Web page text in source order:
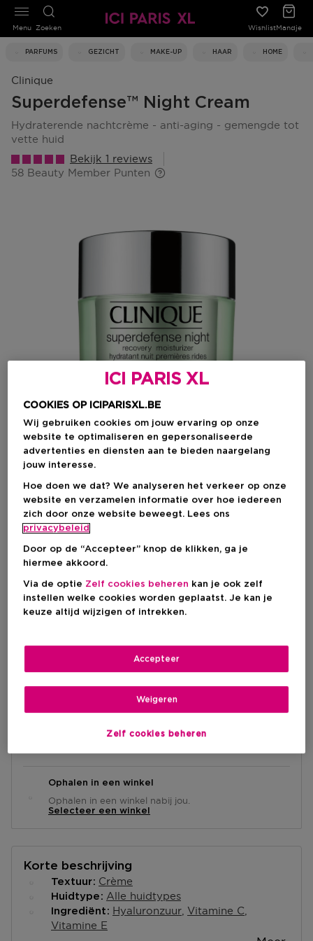
Zoeken WishlistMandje
PARFUMS GEZICHT MAKE-UP HAAR HOME
Menu
Clinique
Superdefense™ Night Cream
hydraterende nachtcrème - anti-aging - gemengde tot
vette huid
Bekijk 1 reviews
58 Beauty Member Punten
Kies je formaat
50 ML
50 ML
Kortingsprijs
€ 58,50
Kortingsprijs
€ 58,50
Levering aan huis
Ophalen in een winkel
Ophalen in een winkel nabij jou.
Selecteer een winkel
Korte beschrijving
Textuur Crème
Huidtype Alle huidtypes
Ingrediënt Hyaluronzuur Vitamine C
Vitamine E
ICI PARIS XL
COOKIES OP ICIPARISXL.BE
Wij gebruiken cookies om jouw ervaring op onze
website te optimaliseren en gepersonaliseerde
advertenties en diensten aan te bieden naargelang
jouw interesse.
Hoe doen we dat? We analyseren het verkeer op onze
website en verzamelen informatie over hoe iedereen
zich door onze website beweegt. Lees ons
privacybeleid
Door op de “Accepteer” knop de klikken, ga je
hiermee akkoord.
Via de optie Zelf cookies beheren kan je ook zelf
instellen welke cookies worden geplaatst. Je kan je
keuze altijd wijzigen of intrekken.
Zelf cookies beheren
Weigeren
Accepteer